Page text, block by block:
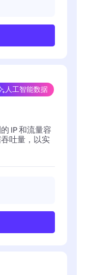
人工智能数据
IP 和流量容
吐量，以实